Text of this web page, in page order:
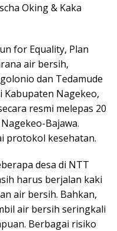
Oking & Kaka
for Equality, Plan
air bersih,
dan Tedamude
Kabupaten Nagekeo,
resmi melepas 20
Bajawa.
protokol kesehatan.
desa di NTT
harus berjalan kaki
air bersih. Bahkan,
air bersih seringkali
Berbagai risiko